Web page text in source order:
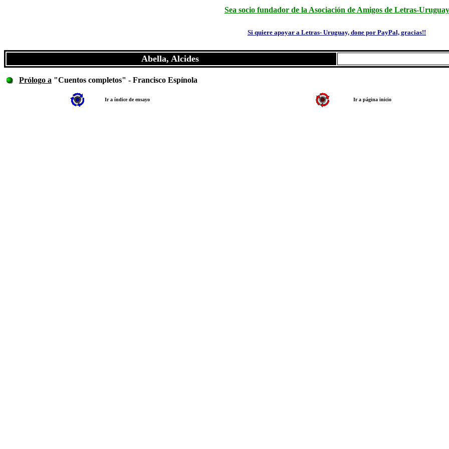
Sea socio fundador de la Asociación de Amigos de Letras-Uruguay
Si quiere apoyar a Letras- Uruguay, done por PayPal, gracias!!
Abella, Alcides
Prólogo a "Cuentos completos" - Francisco Espínola
Ir a índice de ensayo Ir a página inicio